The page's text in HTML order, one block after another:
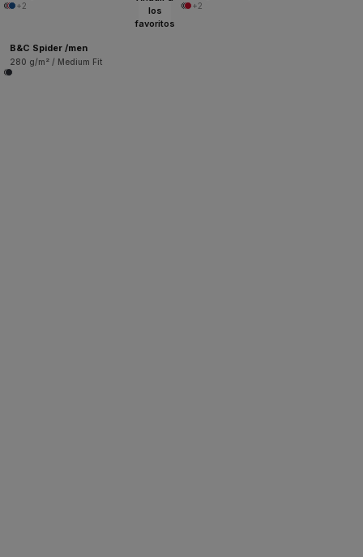
+2
+2
los
favoritos
B&C Spider /men
280 g/m² / Medium Fit